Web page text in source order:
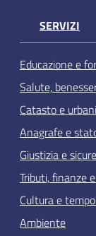
SERVIZI
Educazione e
Salute,
Catasto e
Anagrafe e
Giustizia e
Tributi, finanze
Cultura e
Ambiente